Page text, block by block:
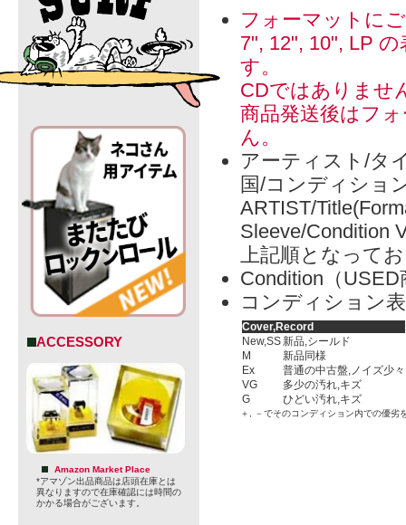
ACCESSORY
Amazon Market Place
*アマゾン出品商品は店頭在庫とは
異なりますので在庫確認には時間の
かかる場合がございます。
フォーマットに
7", 12", 10", LP
す。
CDではありませ
商品発送後はフ
ん。
アーティスト/タ
国/コンディショ
ARTIST/
Sleeve/Condition
上記順となって
Condition（
コンディション
Cover,Record
New,SS新品,シールド
M
新品同様
Ex
普通の中古盤,ノイズ少々
VG
多少の汚れ,キズ
G
ひどい汚れ,キズ
＋, －でそのコンディション内での優劣